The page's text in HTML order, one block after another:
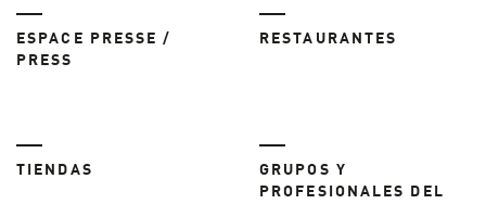
ESPACE PRESSE /
PRESS
RESTAURANTES
TIENDAS
GRUPOS Y
PROFESIONALES DEL